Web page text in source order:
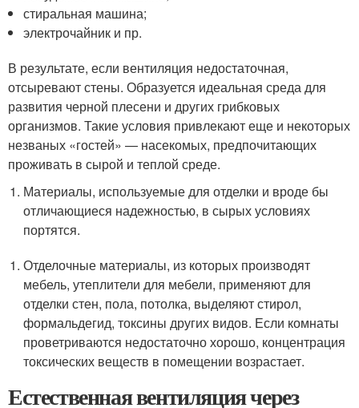
стиральная машина;
электрочайник и пр.
В результате, если вентиляция недостаточная,
отсыревают стены. Образуется идеальная среда для
развития черной плесени и других грибковых
организмов. Такие условия привлекают еще и некоторых
незваных «гостей» — насекомых, предпочитающих
проживать в сырой и теплой среде.
Материалы, используемые для отделки и вроде бы
отличающиеся надежностью, в сырых условиях
портятся.
Отделочные материалы, из которых производят
мебель, утеплители для мебели, применяют для
отделки стен, пола, потолка, выделяют стирол,
формальдегид, токсины других видов. Если комнаты
проветриваются недостаточно хорошо, концентрация
токсических веществ в помещении возрастает.
Естественная вентиляция через